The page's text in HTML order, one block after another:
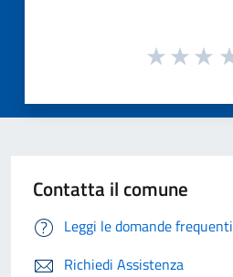
Contatta il comune
Leggi le domande frequenti
Richiedi Assistenza